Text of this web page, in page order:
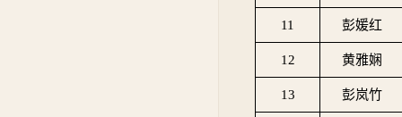
11 彭媛红
12 黄雅娴
13 彭岚竹